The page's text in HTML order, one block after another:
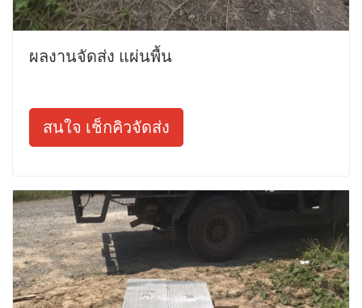
ผลงานจัดส่ง แผ่นพื้น
สนใจ เช็กคิวจัดส่ง